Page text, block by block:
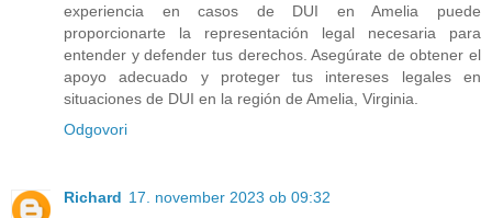
experiencia en casos de DUI en Amelia puede
proporcionarte la representación legal necesaria para
entender y defender tus derechos. Asegúrate de obtener el
apoyo adecuado y proteger tus intereses legales en
situaciones de DUI en la región de Amelia, Virginia.
Odgovori
Richard 17. november 2023 ob 09:32